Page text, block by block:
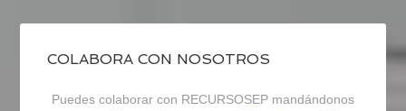
COLABORA CON NOSOTROS
Puedes colaborar con RECURSOSEP mandándonos